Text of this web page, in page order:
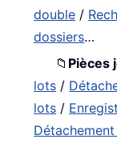
double /
dossiers…
📁 Pièces
lots /
lots /